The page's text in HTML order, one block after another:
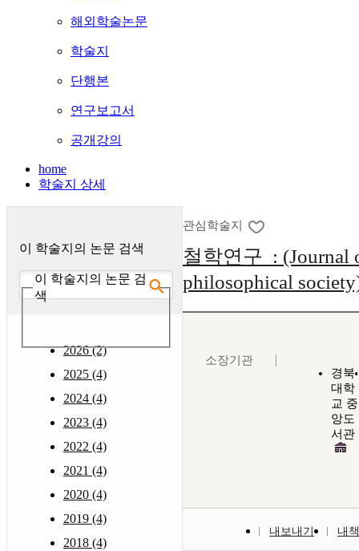
해외학술논문
학술지
단행본
연구보고서
공개강의
home
학술지 상세
이 학술지의 논문 검색
이 학술지의 논문 검
색
2026 (2)
2025 (4)
2024 (4)
2023 (4)
2022 (4)
2021 (4)
2020 (4)
2019 (4)
2018 (4)
관심학술지
철학연구 : (Journal
philosophical
소장기관
경북
대학
교 중
앙도
서관
내보내기 내